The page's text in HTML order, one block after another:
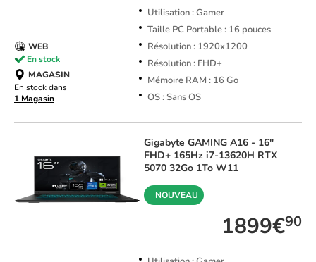
Utilisation : Gamer
Taille PC Portable : 16 pouces
Résolution : 1920x1200
Résolution : FHD+
Mémoire RAM : 16 Go
OS : Sans OS
WEB
En stock
MAGASIN
En stock dans
1 Magasin
Gigabyte GAMING A16 - 16"
FHD+ 165Hz i7-13620H RTX
5070 32Go 1To W11
NOUVEAU
1899€90